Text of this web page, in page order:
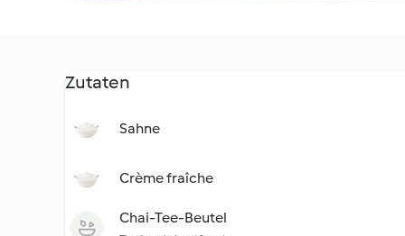
Zutaten
Sahne
Crème fraîche
Chai-Tee-Beutel